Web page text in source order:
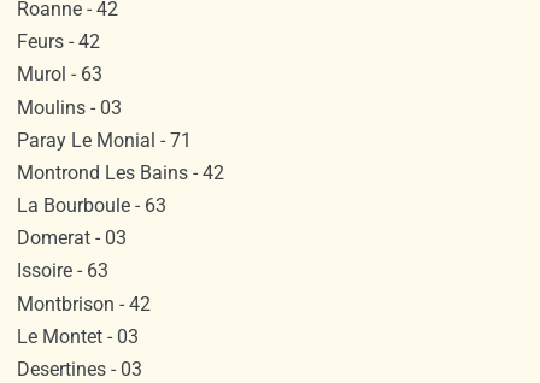
Roanne - 42
Feurs - 42
Murol - 63
Moulins - 03
Paray Le Monial - 71
Montrond Les Bains - 42
La Bourboule - 63
Domerat - 03
Issoire - 63
Montbrison - 42
Le Montet - 03
Desertines - 03